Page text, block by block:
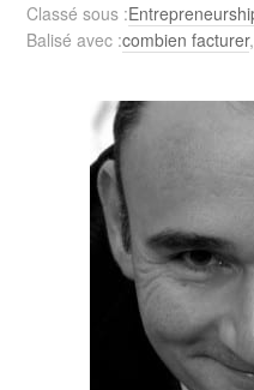
Classé sous :
Balisé avec :combien facturer